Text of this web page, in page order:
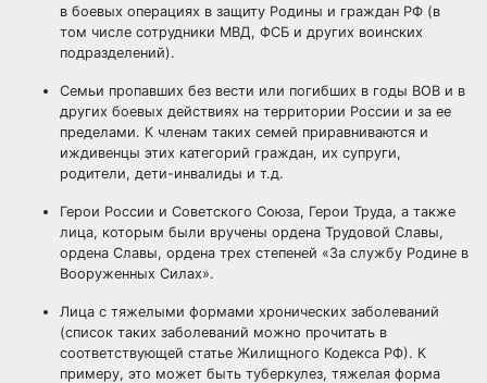
в боевых операциях в защиту Родины и граждан РФ (в
том числе сотрудники МВД, ФСБ и других воинских
подразделений).
Семьи пропавших без вести или погибших в годы ВОВ и в
других боевых действиях на территории России и за ее
пределами. К членам таких семей приравниваются и
иждивенцы этих категорий граждан, их супруги,
родители, дети-инвалиды и т.д.
Герои России и Советского Союза, Герои Труда, а также
лица, которым были вручены ордена Трудовой Славы,
ордена Славы, ордена трех степеней «За службу Родине в
Вооруженных Силах».
Лица с тяжелыми формами хронических заболеваний
(список таких заболеваний можно прочитать в
соответствующей статье Жилищного Кодекса РФ). К
примеру, это может быть туберкулез, тяжелая форма